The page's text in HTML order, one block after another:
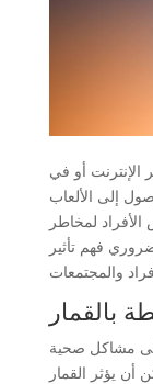
الإنترنت أو في
إلى الألعاب
لمخاطر
فهم تأثير
بالقمار
مشاكل صحية
أن يؤثر القمار